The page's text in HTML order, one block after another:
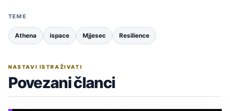
TEME
Athena ispace Mjjesec Resilience
NASTAVI ISTRAŽIVATI
Povezani članci